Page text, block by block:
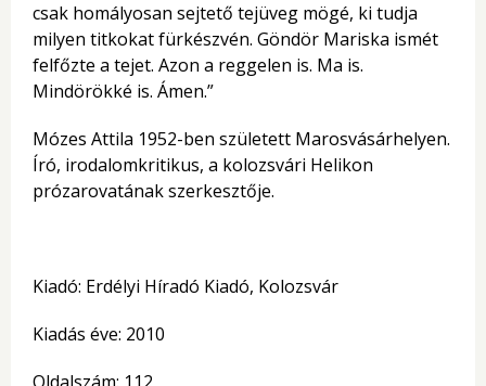
csak homályosan sejtető tejüveg mögé, ki tudja
milyen titkokat fürkészvén. Göndör Mariska ismét
felfőzte a tejet. Azon a reggelen is. Ma is.
Mindörökké is. Ámen.”
Mózes Attila 1952-ben született Marosvásárhelyen.
Író, irodalomkritikus, a kolozsvári Helikon
prózarovatának szerkesztője.
Kiadó: Erdélyi Híradó Kiadó, Kolozsvár
Kiadás éve: 2010